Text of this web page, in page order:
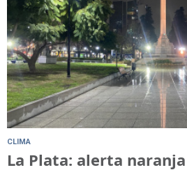
CLIMA
La Plata: alerta